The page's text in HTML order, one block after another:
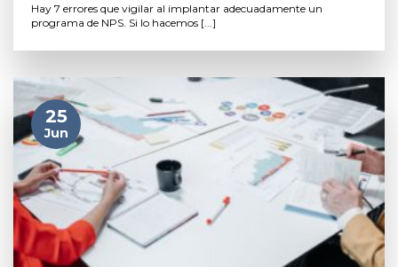
Hay 7 errores que vigilar al implantar adecuadamente un
programa de NPS. Si lo hacemos [...]
25
Jun